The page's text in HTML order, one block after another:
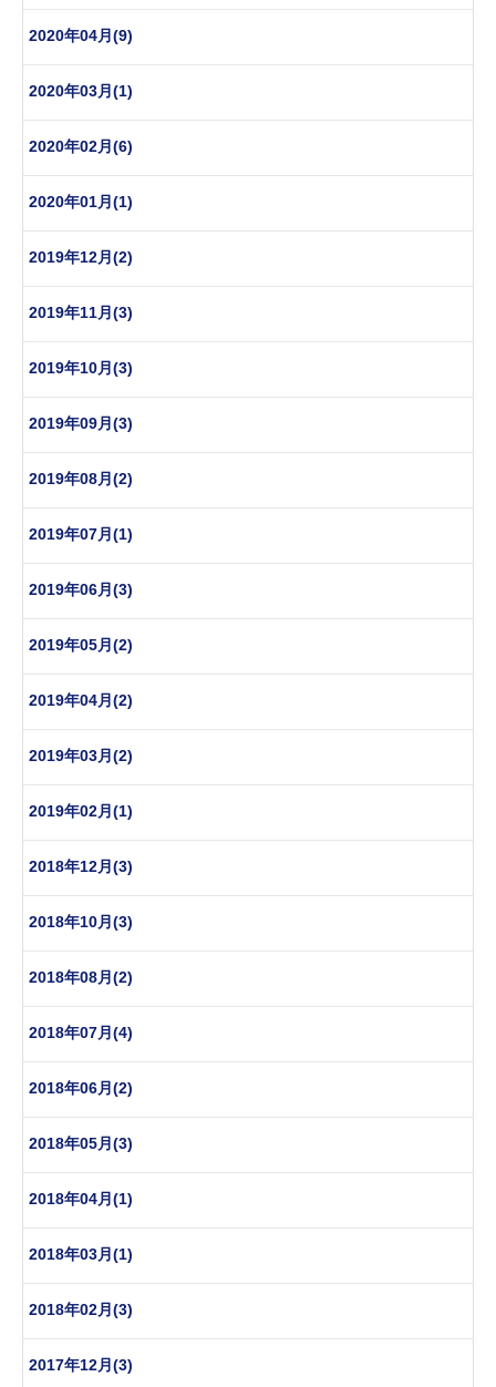
2020年04月(9)
2020年03月(1)
2020年02月(6)
2020年01月(1)
2019年12月(2)
2019年11月(3)
2019年10月(3)
2019年09月(3)
2019年08月(2)
2019年07月(1)
2019年06月(3)
2019年05月(2)
2019年04月(2)
2019年03月(2)
2019年02月(1)
2018年12月(3)
2018年10月(3)
2018年08月(2)
2018年07月(4)
2018年06月(2)
2018年05月(3)
2018年04月(1)
2018年03月(1)
2018年02月(3)
2017年12月(3)